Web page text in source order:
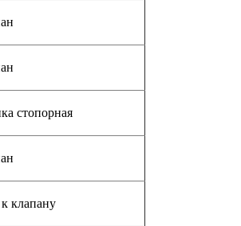
стопорная
клапану